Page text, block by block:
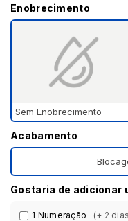
Enobrecimento
Sem Enobrecimento
Acabamento
Gostaria de adicionar
1 Numeração (+ 2